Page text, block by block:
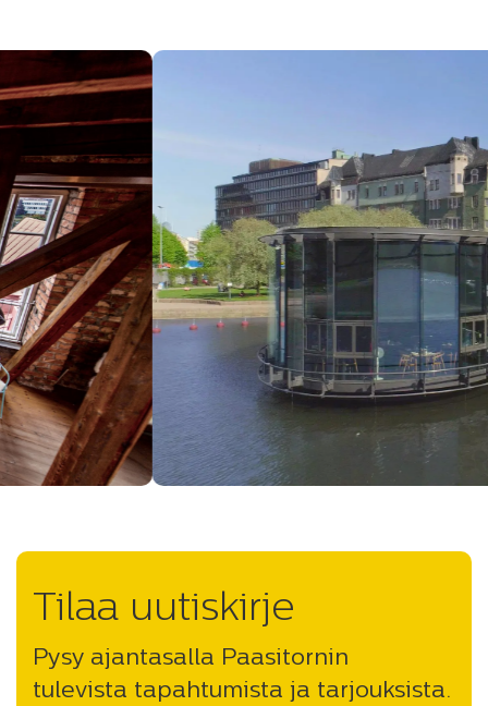
Tilaa uutiskirje
Pysy ajantasalla Paasitornin
tulevista tapahtumista ja tarjouksista.